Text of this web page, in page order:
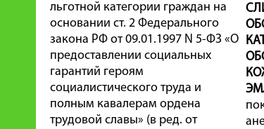
льготной категории граждан на
основании ст. 2 Федерального
закона РФ от 09.01.1997 N 5-ФЗ «О
предоставлении социальных
гарантий героям
социалистического труда и
полным кавалерам ордена
трудовой славы» (в ред. от